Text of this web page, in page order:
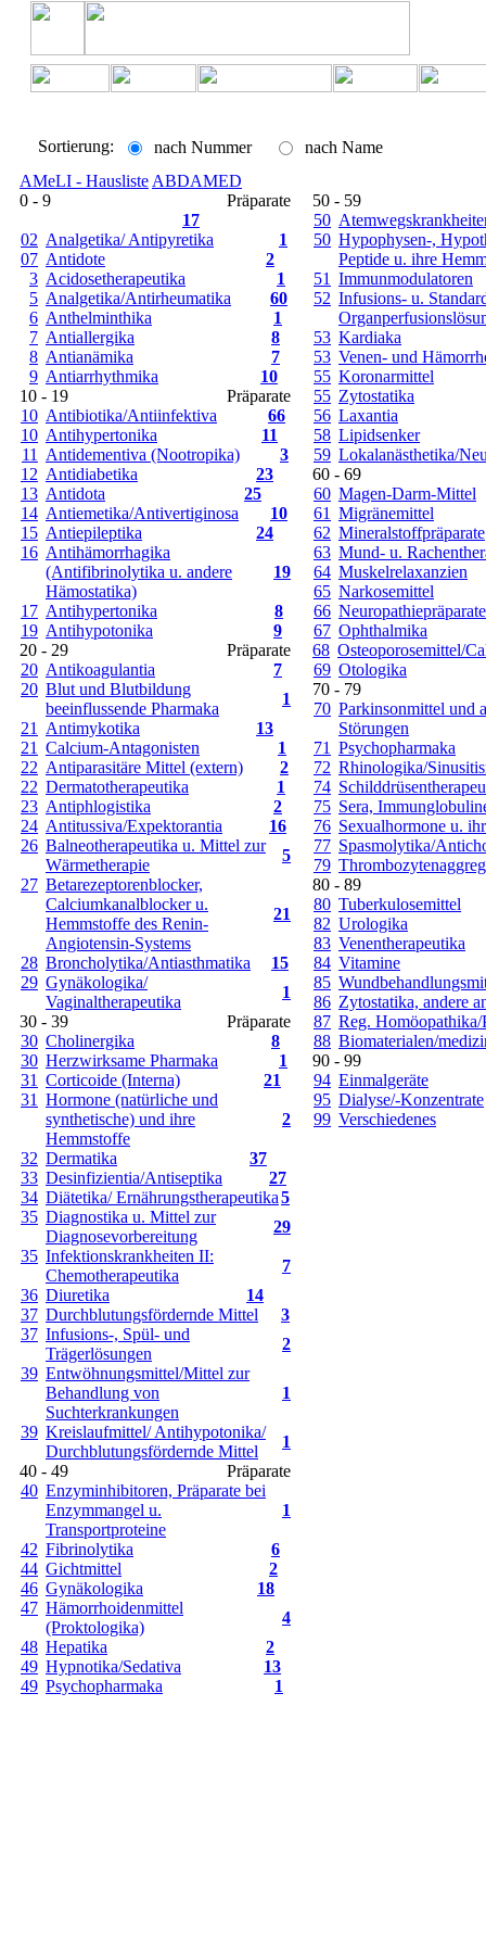
Sortierung: nach Nummer
nach Name
AMeLI - Hausliste ABDAMED
0 - 9
Präparate
17
02 Analgetika/ Antipyretika
1
07 Antidote
2
3 Acidosetherapeutika
1
5 Analgetika/Antirheumatika
60
6 Anthelminthika
1
7 Antiallergika
8
8 Antianämika
7
9 Antiarrhythmika
10
10 - 19
Präparate
10 Antibiotika/Antiinfektiva
66
10 Antihypertonika
11
11
Antidementiva (Nootropika)
3
12 Antidiabetika
23
13 Antidota
25
14 Antiemetika/Antivertiginosa
10
15 Antiepileptika
24
16 Antihämorrhagika
(Antifibrinolytika u. andere
Hämostatika)
19
17 Antihypertonika
8
19 Antihypotonika
9
20 - 29
Präparate
20 Antikoagulantia
7
20 Blut und Blutbildung
beeinflussende Pharmaka
1
21
Antimykotika
13
21 Calcium-Antagonisten
1
22 Antiparasitäre Mittel (extern)
2
22 Dermatotherapeutika
1
23 Antiphlogistika
2
24 Antitussiva/Expektorantia
16
26 Balneotherapeutika u. Mittel zur
Wärmetherapie
5
27 Betarezeptorenblocker,
Calciumkanalblocker u.
Hemmstoffe des Renin-
Angiotensin-Systems
21
28 Broncholytika/Antiasthmatika
15
29 Gynäkologika/
Vaginaltherapeutika
1
30 - 39
Präparate
30 Cholinergika
8
30 Herzwirksame Pharmaka
1
31 Corticoide (Interna)
21
31 Hormone (natürliche und
synthetische) und ihre
Hemmstoffe
2
32 Dermatika
37
33 Desinfizientia/Antiseptika
27
34 Diätetika/ Ernährungstherapeutika5
35 Diagnostika u. Mittel zur
Diagnosevorbereitung
29
35 Infektionskrankheiten II:
Chemotherapeutika
7
36 Diuretika
14
37 Durchblutungsfördernde Mittel
3
37 Infusions-, Spül- und
Trägerlösungen
2
39 Entwöhnungsmittel/Mittel zur
Behandlung von
Suchterkrankungen
1
39 Kreislaufmittel/ Antihypotonika/
Durchblutungsfördernde Mittel
1
40 - 49
Präparate
40 Enzyminhibitoren, Präparate bei
Enzymmangel u.
Transportproteine
1
42 Fibrinolytika
6
44 Gichtmittel
2
46 Gynäkologika
18
47 Hämorrhoidenmittel
(Proktologika)
4
48 Hepatika
2
49 Hypnotika/Sedativa
13
49 Psychopharmaka 1
50 - 59
50
50 Hypophysen-,
Peptide u. ihre
51 Immunmodulatoren
52 Infusions- u.
53 Kardiaka
53 Venen- und
55 Koronarmittel
55 Zytostatika
56 Laxantia
58 Lipidsenker
59 Lokalanästhetika/
60 - 69
60 Magen-Darm-Mittel
61 Migränemittel
62 Mineralstoffpräparate
63 Mund- u.
64 Muskelrelaxanzien
65 Narkosemittel
66
67 Ophthalmika
68 Osteoporosemittel/
69 Otologika
70 - 79
70 Parkinsonmittel und
Störungen
71 Psychopharmaka
72 Rhinologika/
74
75 Sera,
76 Sexualhormone u.
77 Spasmolytika/
79
80 - 89
80 Tuberkulosemittel
82 Urologika
83 Venentherapeutika
84 Vitamine
85
86 Zytostatika, andere
87 Reg. Homöopathika/
88 Biomaterialen/
90 - 99
94 Einmalgeräte
95 Dialyse/-Konzentrate
99 Verschiedenes